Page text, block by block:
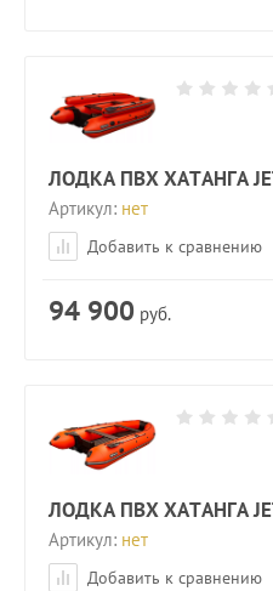
ЛОДКА ПВХ ХАТАНГА
Артикул: нет
Добавить к сравнению
94 900 руб.
ЛОДКА ПВХ ХАТАНГА
Артикул: нет
Добавить к сравнению